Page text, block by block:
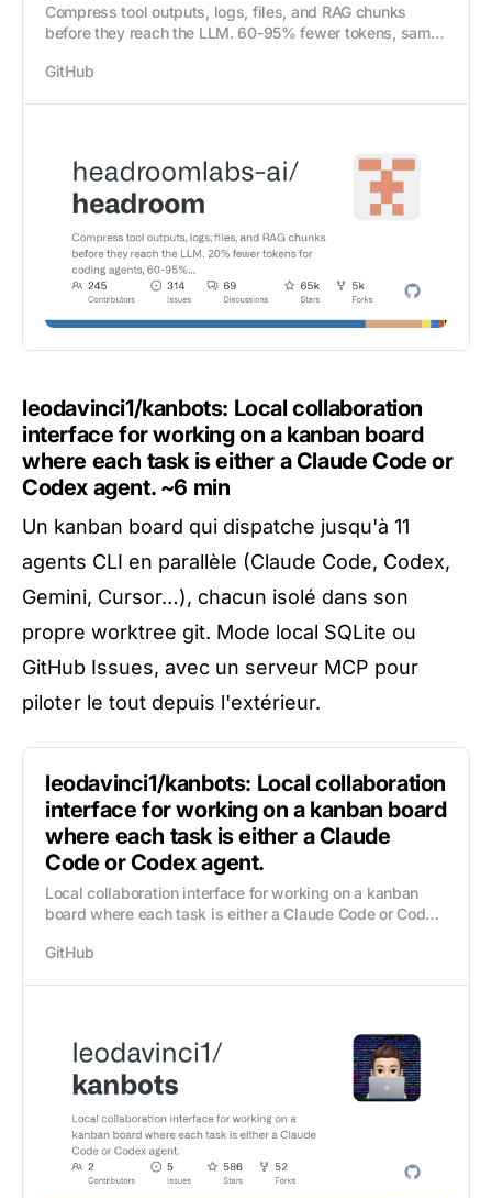
Compress tool outputs, logs, files, and RAG chunks
before they reach the LLM. 60-95% fewer tokens, same
chopratejas/headroom
GitHub
leodavinci1/kanbots: Local collaboration
interface for working on a kanban board
where each task is either a Claude Code or
Codex agent.~6 min
Un kanban board qui dispatche jusqu'à 11
agents CLI en parallèle (Claude Code, Codex,
Gemini, Cursor…), chacun isolé dans son
propre worktree git. Mode local SQLite ou
GitHub Issues, avec un serveur MCP pour
piloter le tout depuis l'extérieur.
leodavinci1/kanbots: Local collaboration
interface for working on a kanban board
where each task is either a Claude
Code or Codex agent.
Local collaboration interface for working on a kanban
board where each task is either a Claude Code or Codex
GitHub